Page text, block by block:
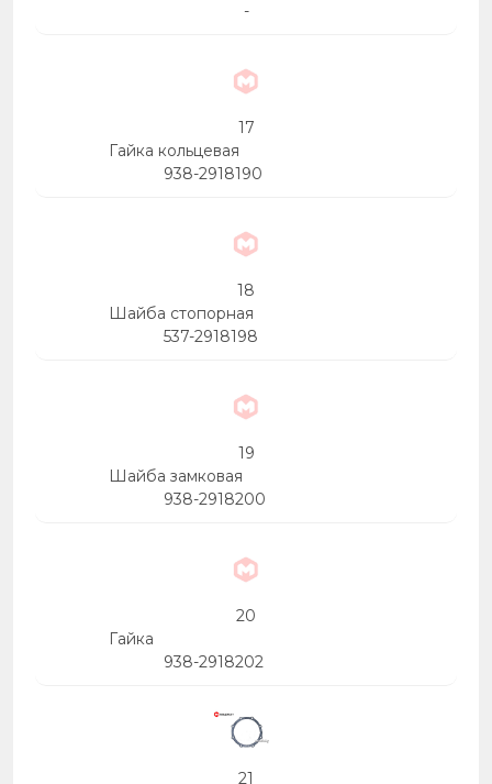
-
17
Гайка кольцевая
938-2918190
18
Шайба стопорная
537-2918198
19
Шайба замковая
938-2918200
20
Гайка
938-2918202
21